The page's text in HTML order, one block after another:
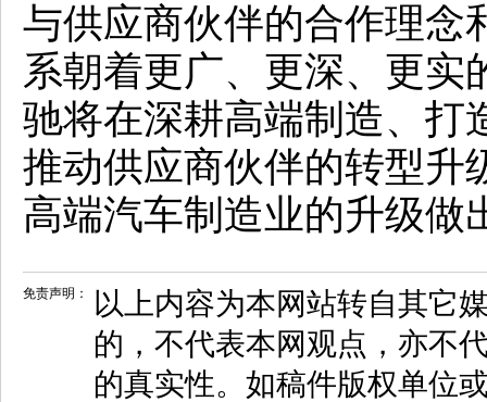
与供应商伙伴的合作理念
系朝着更广、更深、更实
驰将在深耕高端制造、打
推动供应商伙伴的转型升
高端汽车制造业的升级做
免责声明：
以上内容为本网站转自其它
的，不代表本网观点，亦不
的真实性。如稿件版权单位